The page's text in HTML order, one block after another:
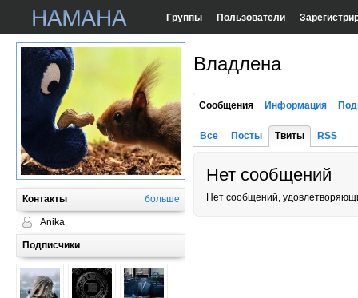
Группы Пользователи
Контакты больше
Anika
Подписчики
Владлена
Сообщения Информация
Все Посты Твиты RSS
Нет сообщений
Нет сообщений,